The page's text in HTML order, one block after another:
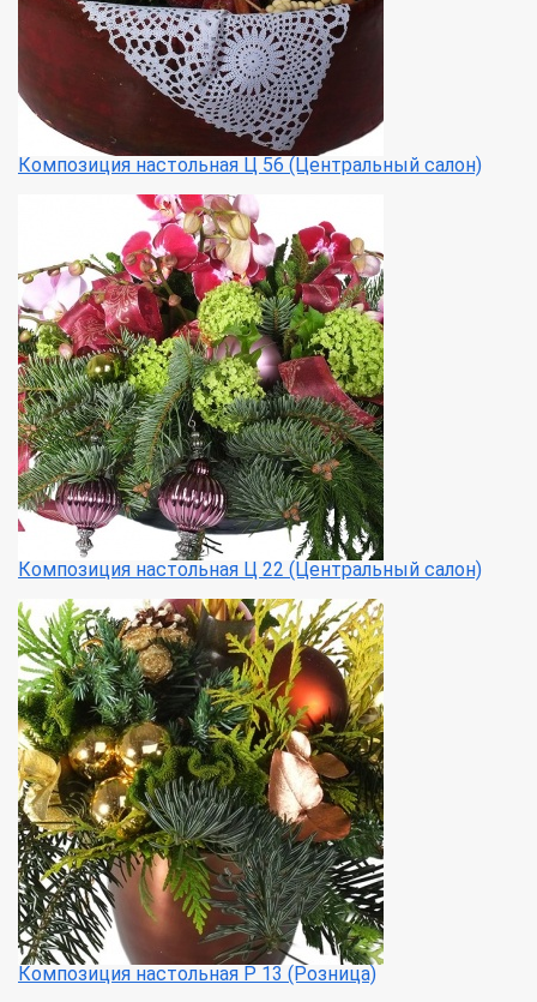
Композиция настольная Ц 56 (Центральный салон)
Композиция настольная Ц 22 (Центральный салон)
Композиция настольная Р 13 (Розница)